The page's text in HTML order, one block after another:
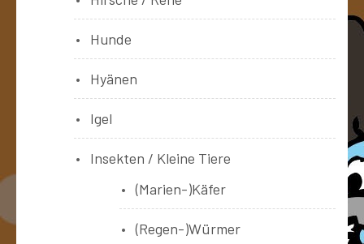
Hunde
Hyänen
Igel
Insekten / Kleine Tiere
(Marien-)Käfer
(Regen-)Würmer